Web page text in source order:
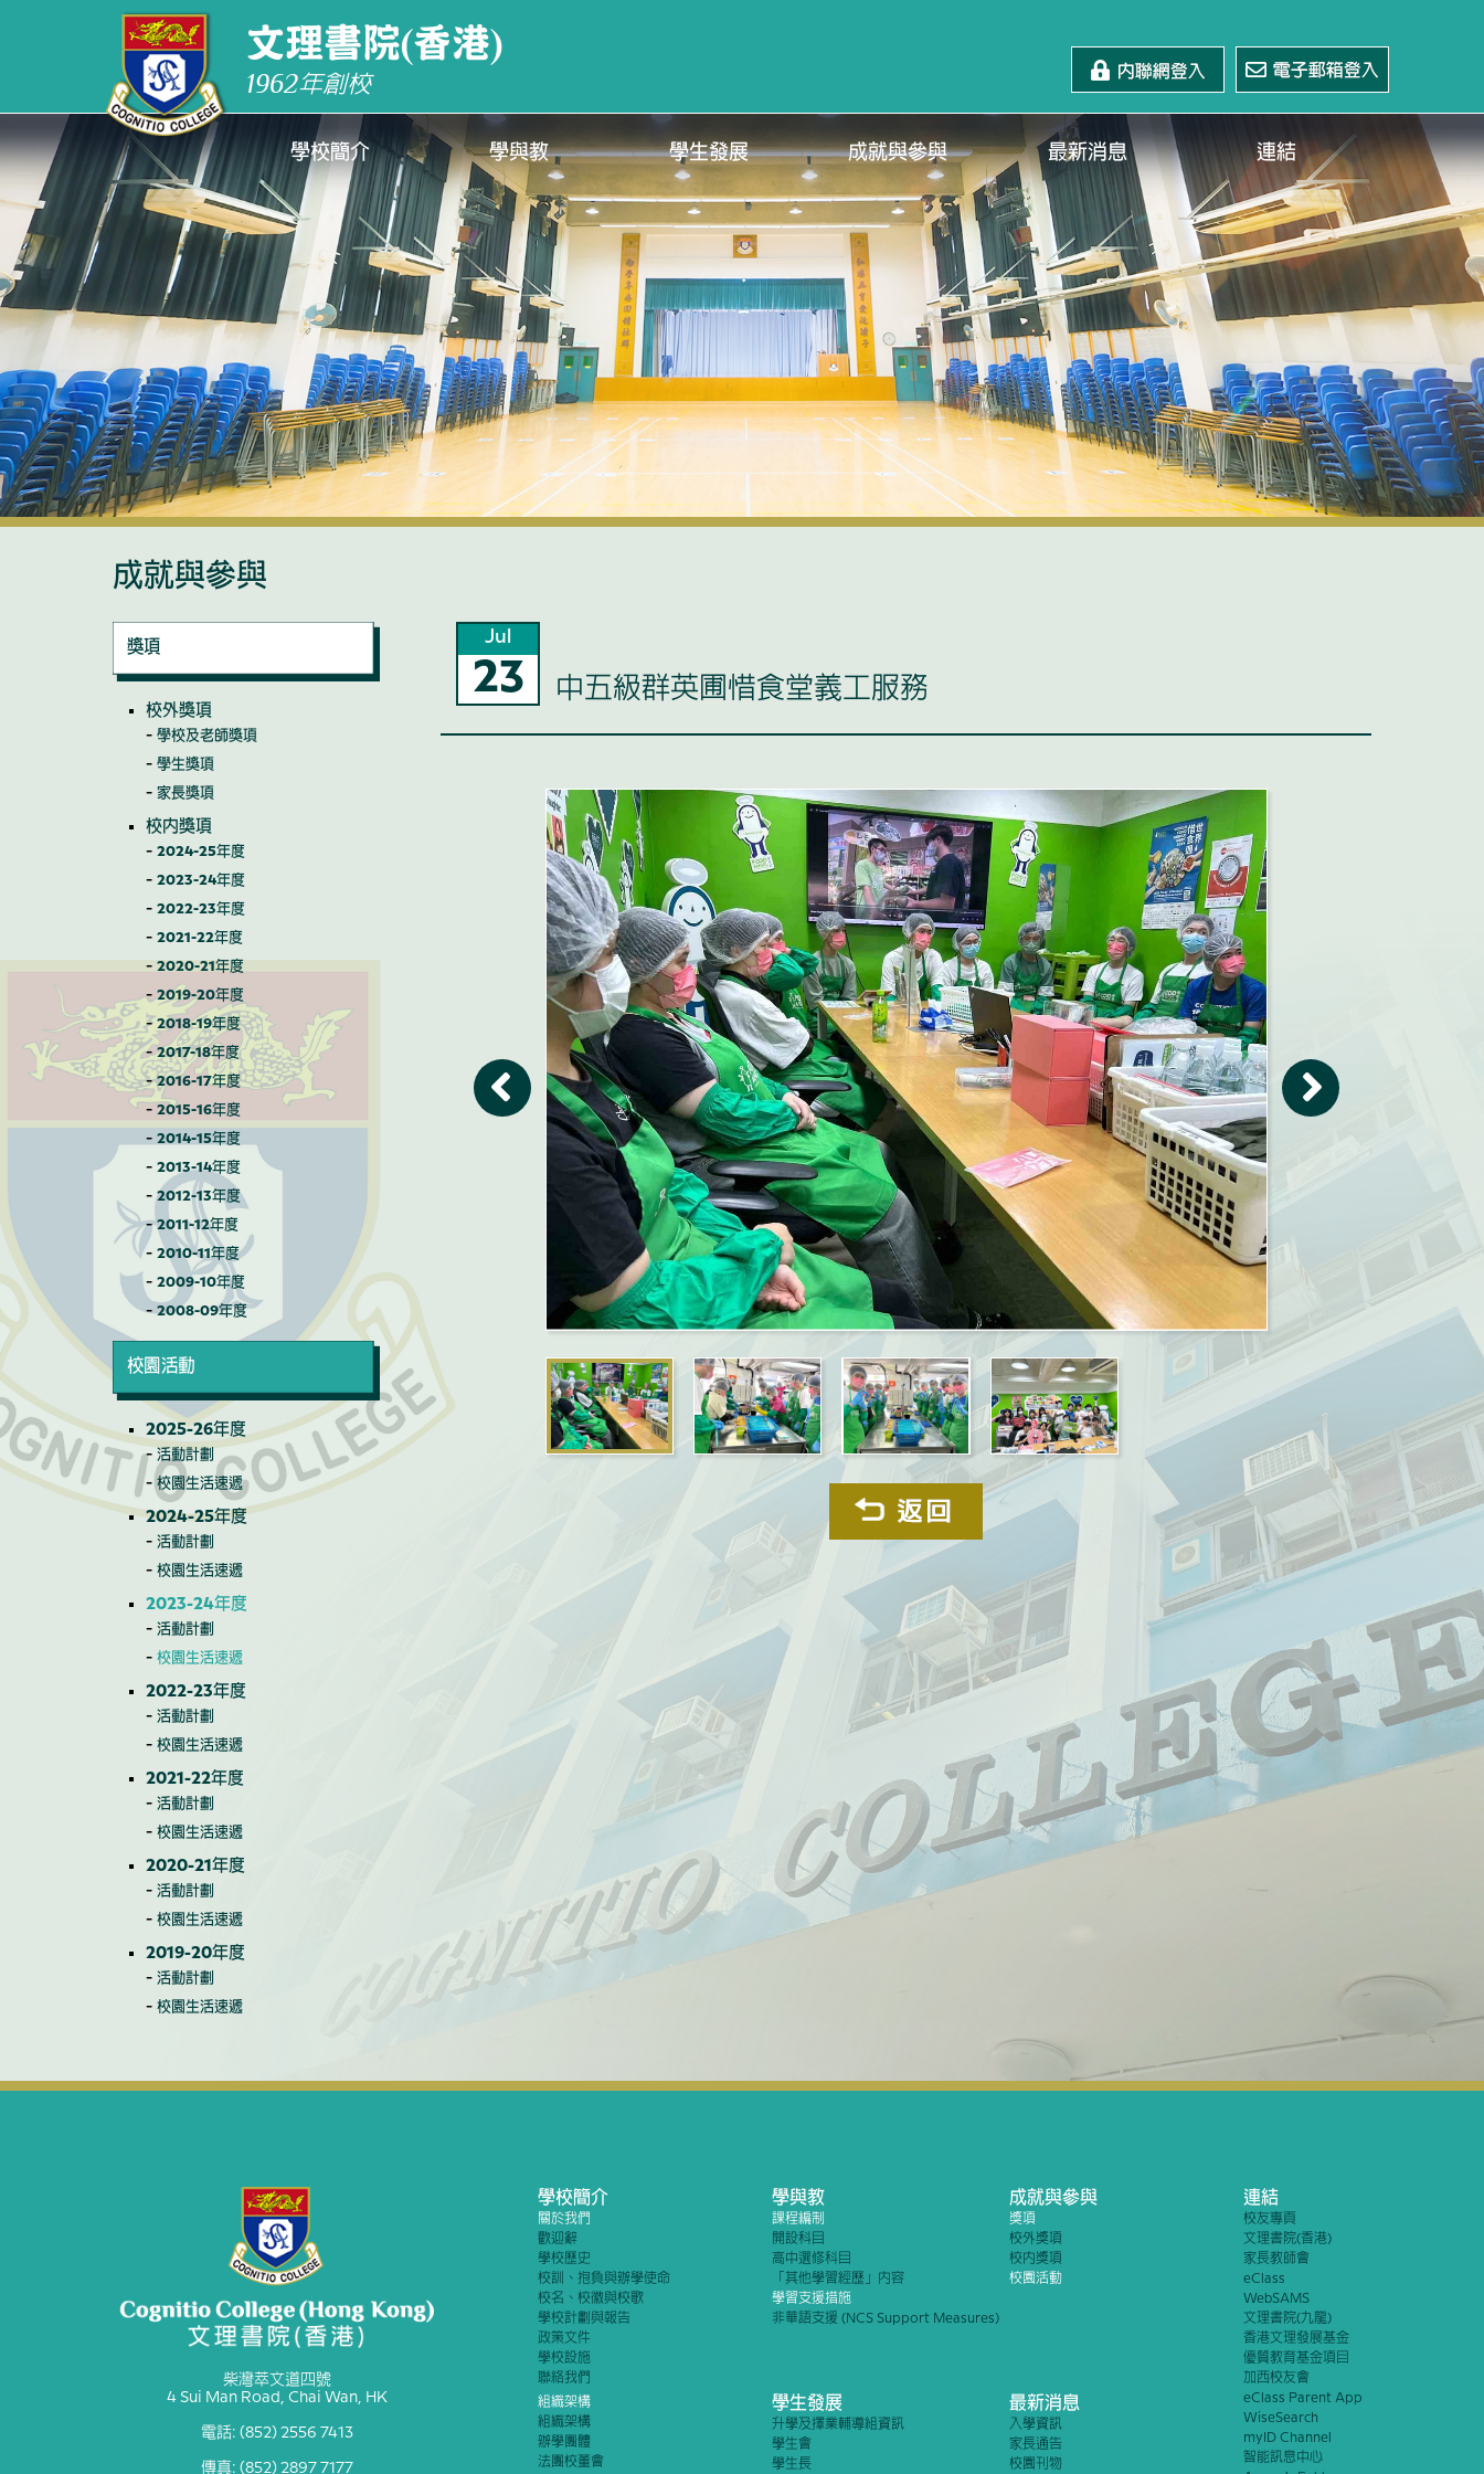
文理書院(香港)
1962年創校
學校簡介 學與教 學生發展 成就與參與 最新消息 連結
成就與參與
獎項
校外獎項
學校及老師獎項
學生獎項
家長獎項
校內獎項
2024-25年度
2023-24年度
2022-23年度
2021-22年度
2020-21年度
2019-20年度
2018-19年度
2017-18年度
2016-17年度
2015-16年度
2014-15年度
2013-14年度
2012-13年度
2011-12年度
2010-11年度
2009-10年度
2008-09年度
校園活動
2025-26年度
活動計劃
校園生活速遞
2024-25年度
活動計劃
校園生活速遞
2023-24年度
活動計劃
校園生活速遞
2022-23年度
活動計劃
校園生活速遞
2021-22年度
活動計劃
校園生活速遞
2020-21年度
活動計劃
校園生活速遞
2019-20年度
活動計劃
校園生活速遞
Jul
23 中五級群英圃惜食堂義工服務
柴灣萃文道四號
4 Sui Man Road, Chai Wan, HK
電話: (852) 2556 7413
傳真: (852) 2897 7177
學校簡介
關於我們
歡迎辭
學校歷史
校訓、抱負與辦學使命
校名、校徽與校歌
學校計劃與報告
政策文件
學校設施
聯絡我們
學與教
課程編制
開設科目
高中選修科目
「其他學習經歷」內容
學習支援措施
非華語支援 (NCS Support Measures)
成就與參與
獎項
校外獎項
校內獎項
校園活動
連結
校友專頁
文理書院(香港)
家長教師會
eClass
WebSAMS
文理書院(九龍)
香港文理發展基金
優質教育基金項目
加西校友會
eClass Parent App
WiseSearch
myID Channel
智能訊息中心
組織架構
組織架構
辦學團體
法團校董會
學生發展
升學及擇業輔導組資訊
學生會
學生長
最新消息
入學資訊
家長通告
校園刊物